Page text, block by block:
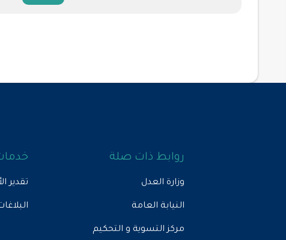
روابط ذات صلة
وزارة العدل
النيابة العامة
مركز التسوية و التحكيم
تقدير